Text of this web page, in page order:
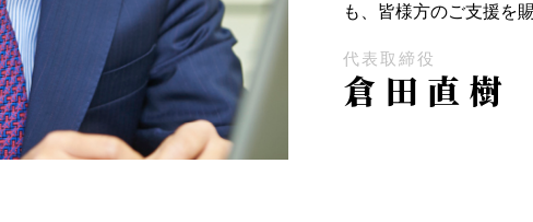
も、皆様方のご支援を
代表取締役
倉田直樹